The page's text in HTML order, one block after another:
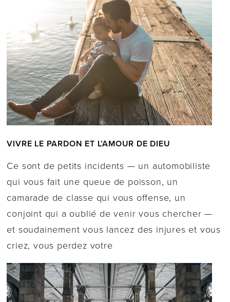
VIVRE LE PARDON ET L’AMOUR DE DIEU
Ce sont de petits incidents — un automobiliste
qui vous fait une queue de poisson, un
camarade de classe qui vous offense, un
conjoint qui a oublié de venir vous chercher —
et soudainement vous lancez des injures et vous
criez, vous perdez votre